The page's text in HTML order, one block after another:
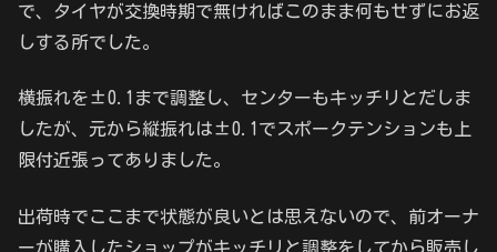
で、タイヤが交換時期で無ければこのまま何もせずにお返
しする所でした。
横振れを±0.1まで調整し、センターもキッチリとだしま
したが、元から縦振れは±0.1でスポークテンションも上
限付近張ってありました。
出荷時でここまで状態が良いとは思えないので、前オーナ
ーが購入したショップがキッチリと調整をしてから販売し